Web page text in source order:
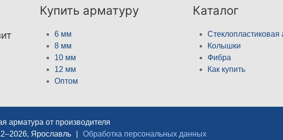
Купить арматуру
6 мм
8 мм
10 мм
12 мм
Оптом
Каталог
Стеклопластиковая
Колышки
Фибра
Как купить
арматура от производителя
Ярославль
Обработка персональных данных